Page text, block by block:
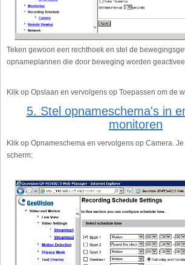
Teken gewoon een rechthoek en stel de
opnameplannen die door beweging worden
Klik op Opslaan en vervolgens op Toepassen om de
5. Stel opnameschema's in
monitoren
Klik op Opnameschema en vervolgens op Camera.
scherm: